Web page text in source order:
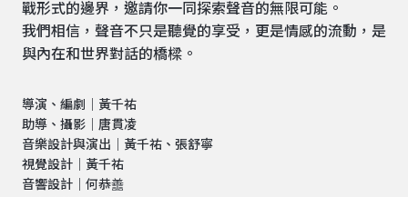
戰形式的邊界，邀請你一同探索聲音的無限可能。
我們相信，聲音不只是聽覺的享受，更是情感的流動，是
與內在和世界對話的橋樑。
導演、編劇｜黃千祐
助導、攝影｜唐貫凌
音樂設計與演出｜黃千祐、張舒寧
視覺設計｜黃千祐
音響設計｜何恭譱